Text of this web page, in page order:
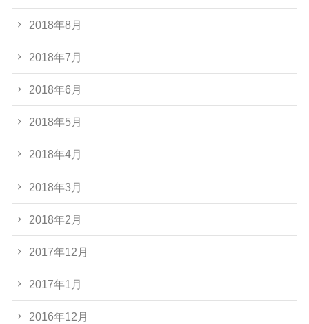
2018年8月
2018年7月
2018年6月
2018年5月
2018年4月
2018年3月
2018年2月
2017年12月
2017年1月
2016年12月